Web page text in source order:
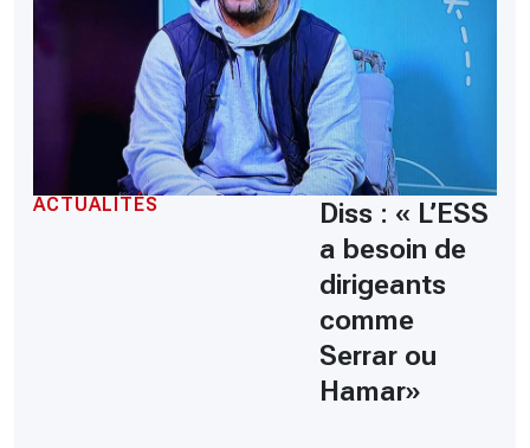
ACTUALITÉS
Diss : « L’ESS
a besoin de
dirigeants
comme
Serrar ou
Hamar»